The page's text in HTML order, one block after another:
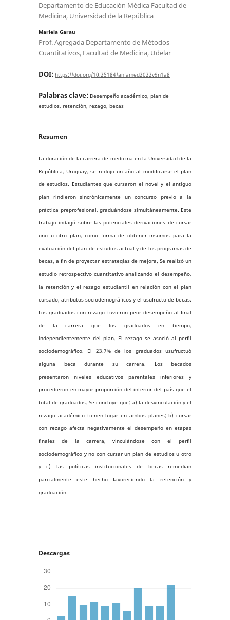
Departamento de Educación Médica Facultad de
Medicina, Universidad de la República
Mariela Garau
Prof. Agregada Departamento de Métodos
Cuantitativos, Facultad de Medicina, Udelar
DOI: https://doi.org/10.25184/anfamed2022v9n1a8
Palabras clave: Desempeño académico, plan de
estudios, retención, rezago, becas
Resumen
La duración de la carrera de medicina en la Universidad de la
República, Uruguay, se redujo un año al modificarse el plan
de estudios. Estudiantes que cursaron el novel y el antiguo
plan rindieron sincrónicamente un concurso previo a la
práctica preprofesional, graduándose simultáneamente. Este
trabajo indagó sobre las potenciales derivaciones de cursar
uno u otro plan, como forma de obtener insumos para la
evaluación del plan de estudios actual y de los programas de
becas, a fin de proyectar estrategias de mejora. Se realizó un
estudio retrospectivo cuantitativo analizando el desempeño,
la retención y el rezago estudiantil en relación con el plan
cursado, atributos sociodemográficos y el usufructo de becas.
Los graduados con rezago tuvieron peor desempeño al final
de la carrera que los graduados en tiempo,
independientemente del plan. El rezago se asoció al perfil
sociodemográfico. El 23.7% de los graduados usufructuó
alguna beca durante su carrera. Los becados
presentaron niveles educativos parentales inferiores y
procedieron en mayor proporción del interior del país que el
total de graduados. Se concluye que: a) la desvinculación y el
rezago académico tienen lugar en ambos planes; b) cursar
con rezago afecta negativamente el desempeño en etapas
finales de la carrera, vinculándose con el perfil
sociodemográfico y no con cursar un plan de estudios u otro
y c) las políticas institucionales de becas remedian
parcialmente este hecho favoreciendo la retención y
graduación.
Descargas